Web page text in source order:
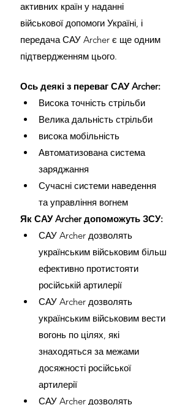
активних країн у наданні
військової допомоги Україні, і
передача САУ Archer є ще одним
підтвердженням цього.
Ось деякі з переваг САУ Archer:
Висока точність стрільби
Велика дальність стрільби
висока мобільність
Автоматизована система
заряджання
Сучасні системи наведення
та управління вогнем
Як САУ Archer допоможуть ЗСУ:
САУ Archer дозволять
українським військовим більш
ефективно протистояти
російській артилерії
САУ Archer дозволять
українським військовим вести
вогонь по цілях, які
знаходяться за межами
досяжності російської
артилерії
САУ Archer дозволять